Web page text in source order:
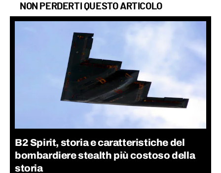
NON PERDERTI QUESTO ARTICOLO
B2 Spirit, storia e caratteristiche del
bombardiere stealth più costoso della
storia